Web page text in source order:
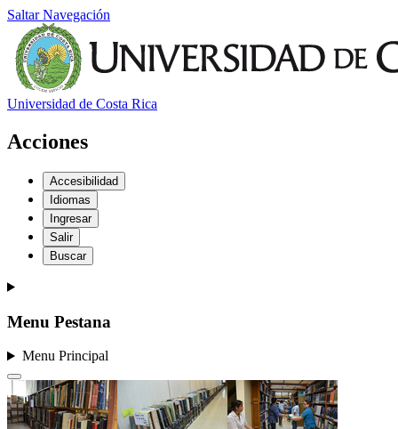
Saltar Navegación
Universidad de Costa Rica
Acciones
Accesibilidad
Idiomas
Ingresar
Salir
Buscar
Menu Pestana
Menu Principal